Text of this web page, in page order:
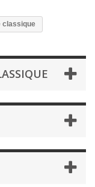
classique